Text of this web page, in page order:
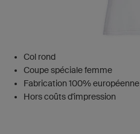
Col rond
Coupe spéciale femme
Fabrication 100% européenne
Hors coûts d'impression